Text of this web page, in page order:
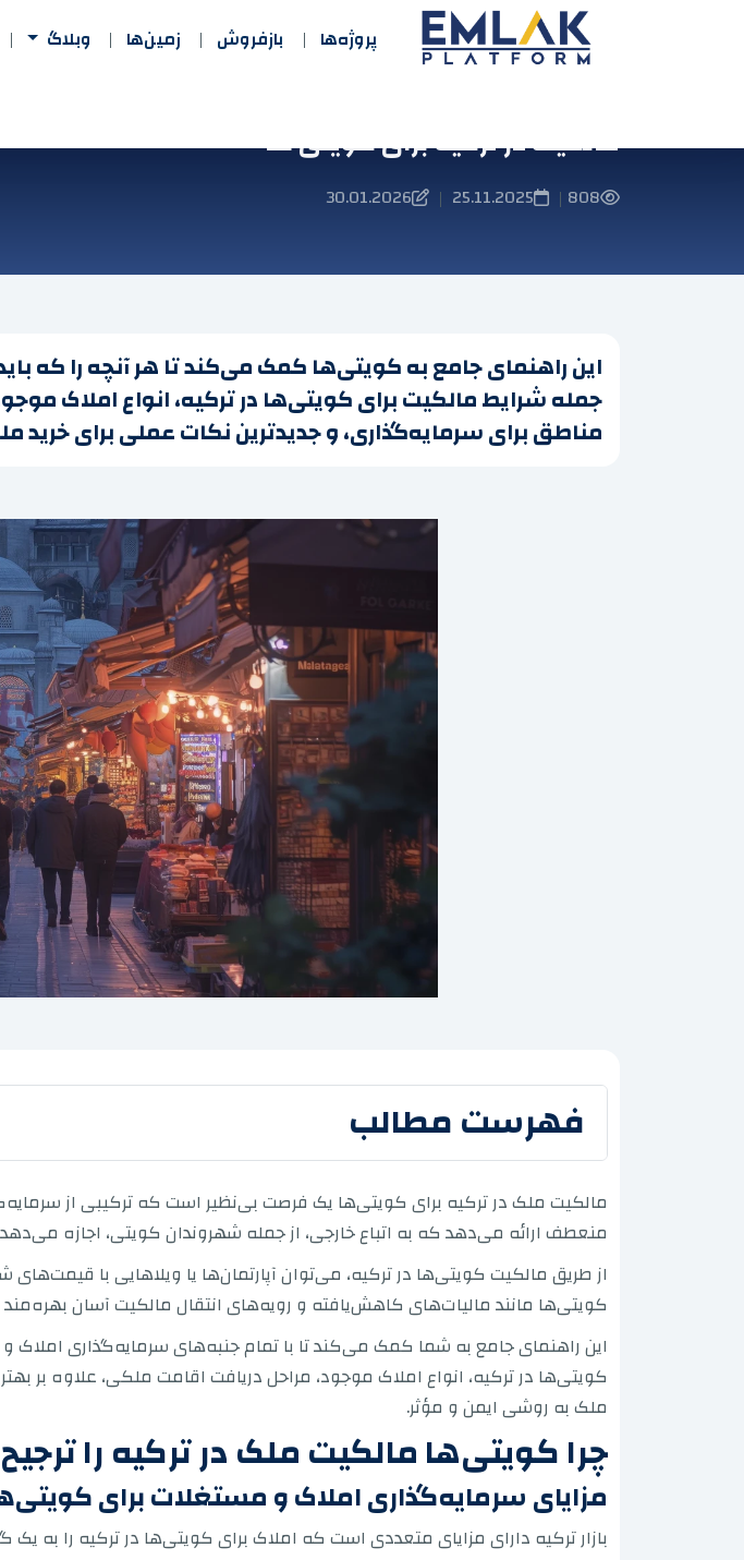
پروژه‌ها بازفروش زمین‌ها وبلاگ
مالکیت در ترکیه برای کویتی ها
808
|
25.11.2025
|
30.01.2026
این راهنمای جامع به کویتی‌ها کمک می‌کند تا هر آنچه را که باید
جمله شرایط مالکیت برای کویتی‌ها در ترکیه، انواع املاک
مناطق برای سرمایه‌گذاری، و جدیدترین نکات عملی برای خرید
فهرست مطالب
مالکیت ملک در ترکیه برای کویتی‌ها یک فرصت بی‌نظیر است که ترکیبی از
منعطف ارائه می‌دهد که به اتباع خارجی، از جمله شهروندان کویتی، اجازه
کویتی‌ها مانند مالیات‌های کاهش‌یافته و رویه‌های انتقال مالکیت آسان
این راهنمای جامع به شما کمک می‌کند تا با تمام جنبه‌های سرمایه‌گذاری املاک
کویتی‌ها در ترکیه، انواع املاک موجود، مراحل دریافت اقامت ملکی، علاوه بر
ملک به روشی ایمن و مؤثر.
چرا کویتی‌ها مالکیت ملک در ترکیه را
مزایای سرمایه‌گذاری املاک و مستغلات برای
بازار ترکیه دارای مزایای متعددی است که املاک برای کویتی‌ها در ترکیه را به یک